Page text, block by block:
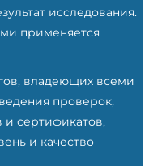
исследования.
применяется
владеющих всеми
проверок,
и сертификатов,
и качество